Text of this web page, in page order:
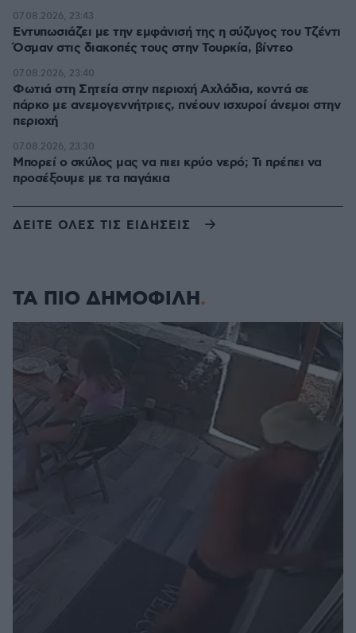
Εντυπωσιάζει με την εμφάνισή της η σύζυγος του Τζέντι
Όσμαν στις διακοπές τους στην Τουρκία, βίντεο
07.08.2026, 23:43
Φωτιά στη Σητεία στην περιοχή Αχλάδια, κοντά σε
πάρκο με ανεμογεννήτριες, πνέουν ισχυροί άνεμοι στην
περιοχή
07.08.2026, 23:40
Μπορεί ο σκύλος μας να πιει κρύο νερό; Τι πρέπει να
προσέξουμε με τα παγάκια
07.08.2026, 23:30
ΔΕΙΤΕ ΟΛΕΣ ΤΙΣ ΕΙΔΗΣΕΙΣ
ΤΑ ΠΙΟ ΔΗΜΟΦΙΛΗ